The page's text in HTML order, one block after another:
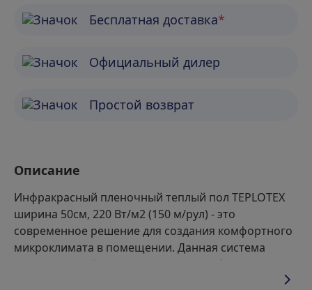
Бесплатная доставка*
Официальный дилер
Простой возврат
Описание
Инфракрасный пленочный теплый пол TEPLOTEX
ширина 50см, 220 Вт/м2 (150 м/рул) - это
современное решение для создания комфортного
микроклимата в помещении. Данная система
отопления работает по принципу инфракрасного
излучения, равномерно прогревая пространство